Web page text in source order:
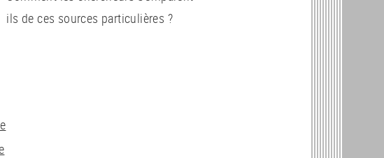
ils de ces sources particulières ?